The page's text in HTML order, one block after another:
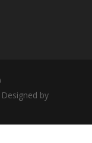
by